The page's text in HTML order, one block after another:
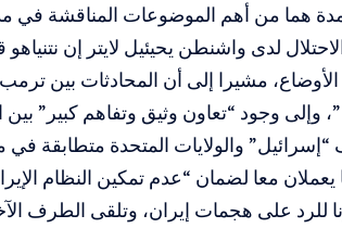
هما من أهم الموضوعات المناقشة في
لدى واشنطن يحيئيل لايتر إن
مشيرا إلى أن المحادثات بين
والولايات المتحدة متطابقة في
يعملان معا لضمان “عدم تمكين النظام
للرد على هجمات إيران، وتلقى الطرف